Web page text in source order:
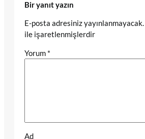
Bir yanıt yazın
E-posta adresiniz yayınlanmayacak.
ile işaretlenmişlerdir
Yorum *
Ad